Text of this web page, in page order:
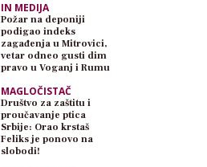
IN MEDIJA
Požar na deponiji
podigao indeks
zagađenja u Mitrovici,
vetar odneo gusti dim
pravo u Voganj i Rumu
MAGLOČISTAČ
Društvo za zaštitu i
proučavanje ptica
Srbije: Orao krstaš
Feliks je ponovo na
slobodi!